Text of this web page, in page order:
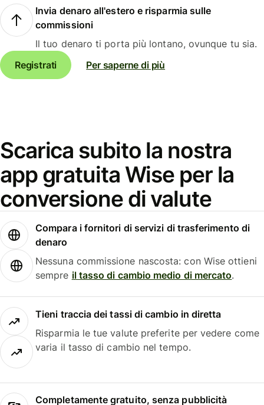
Invia denaro all'estero e risparmia sulle
commissioni
Il tuo denaro ti porta più lontano, ovunque tu sia.
Registrati
Per saperne di più
Scarica subito la nostra
app gratuita Wise per la
conversione di valute
Compara i fornitori di servizi di trasferimento di
denaro
Nessuna commissione nascosta: con Wise ottieni
sempre il tasso di cambio medio di mercato.
Tieni traccia dei tassi di cambio in diretta
Risparmia le tue valute preferite per vedere come
varia il tasso di cambio nel tempo.
Completamente gratuito, senza pubblicità